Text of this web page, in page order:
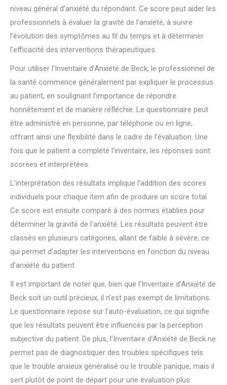
niveau général d’anxiété du répondant. Ce score peut aider les
professionnels à évaluer la gravité de l’anxiété, à suivre
l’évolution des symptômes au fil du temps et à déterminer
l’efficacité des interventions thérapeutiques.
Pour utiliser l’Inventaire d’Anxiété de Beck, le professionnel de
la santé commence généralement par expliquer le processus
au patient, en soulignant l’importance de répondre
honnêtement et de manière réfléchie. Le questionnaire peut
être administré en personne, par téléphone ou en ligne,
offrant ainsi une flexibilité dans le cadre de l’évaluation. Une
fois que le patient a complété l’inventaire, les réponses sont
scorées et interprétées.
L’interprétation des résultats implique l’addition des scores
individuels pour chaque item afin de produire un score total.
Ce score est ensuite comparé à des normes établies pour
déterminer la gravité de l’anxiété. Les résultats peuvent être
classés en plusieurs catégories, allant de faible à sévère, ce
qui permet d’adapter les interventions en fonction du niveau
d’anxiété du patient.
Il est important de noter que, bien que l’Inventaire d’Anxiété de
Beck soit un outil précieux, il n’est pas exempt de limitations.
Le questionnaire repose sur l’auto-évaluation, ce qui signifie
que les résultats peuvent être influencés par la perception
subjective du patient. De plus, l’Inventaire d’Anxiété de Beck ne
permet pas de diagnostiquer des troubles spécifiques tels
que le trouble anxieux généralisé ou le trouble panique, mais il
sert plutôt de point de départ pour une évaluation plus